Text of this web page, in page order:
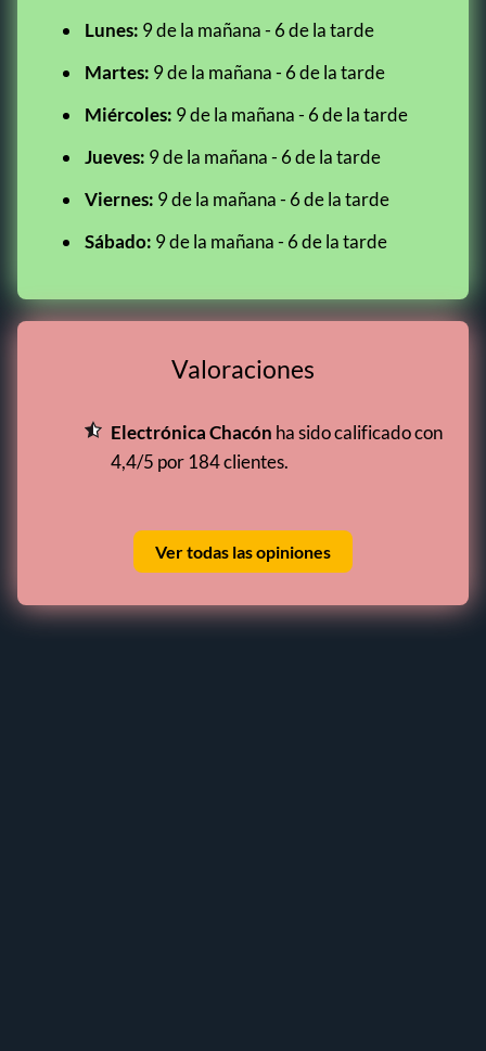
Lunes: 9 de la mañana - 6 de la tarde
Martes: 9 de la mañana - 6 de la tarde
Miércoles: 9 de la mañana - 6 de la tarde
Jueves: 9 de la mañana - 6 de la tarde
Viernes: 9 de la mañana - 6 de la tarde
Sábado: 9 de la mañana - 6 de la tarde
Valoraciones
Electrónica Chacón ha sido calificado con
4,4/5 por 184 clientes.
Ver todas las opiniones